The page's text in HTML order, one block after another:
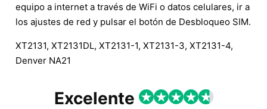
equipo a internet a través de WiFi o datos celulares, ir a
los ajustes de red y pulsar el botón de Desbloqueo SIM.
XT2131, XT2131DL, XT2131-1, XT2131-3, XT2131-4,
Denver NA21
Excelente